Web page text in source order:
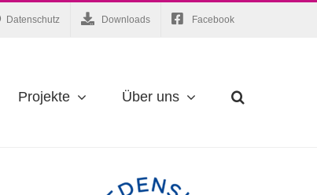
Datenschutz Downloads Facebook
Projekte Über uns